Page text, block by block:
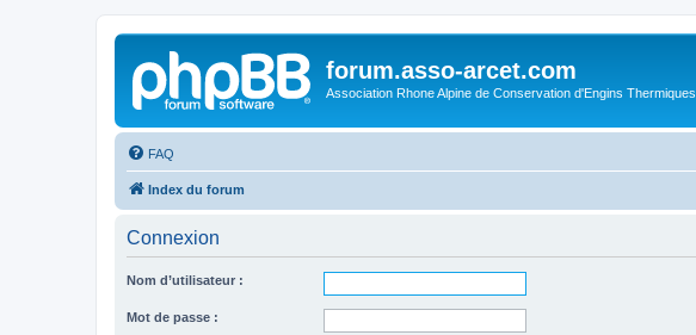
forum.asso-arcet.com
Association Rhone Alpine de Conservation d'Engins Thermiques
FAQ
Index du forum
Connexion
Nom d’utilisateur :
Mot de passe :